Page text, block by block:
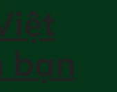
bạn